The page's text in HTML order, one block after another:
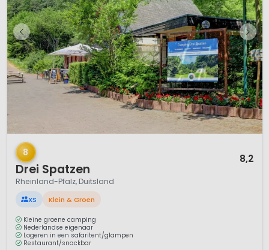
1 / 7
8
Drei Spatzen
8,2
Rheinland-Pfalz, Duitsland
XS Klein & Groen
Kleine groene camping
Nederlandse eigenaar
Logeren in een safaritent/glampen
Restaurant/snackbar